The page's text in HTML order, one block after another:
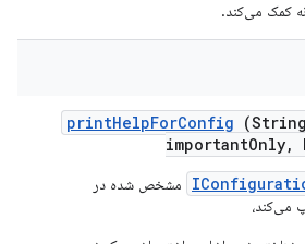
کمک می‌کند.
printHelpForConfig
importantOnly,
مشخص شده در
می‌کند،